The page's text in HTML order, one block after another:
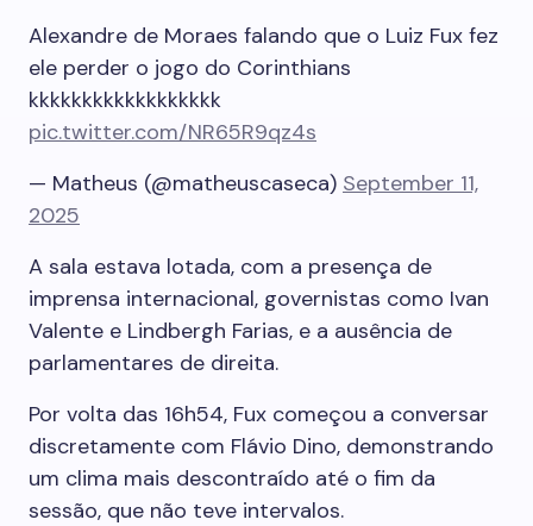
Alexandre de Moraes falando que o Luiz Fux fez
ele perder o jogo do Corinthians
kkkkkkkkkkkkkkkkkk
pic.twitter.com/NR65R9qz4s
— Matheus (@matheuscaseca) September 11,
2025
A sala estava lotada, com a presença de
imprensa internacional, governistas como Ivan
Valente e Lindbergh Farias, e a ausência de
parlamentares de direita.
Por volta das 16h54, Fux começou a conversar
discretamente com Flávio Dino, demonstrando
um clima mais descontraído até o fim da
sessão, que não teve intervalos.